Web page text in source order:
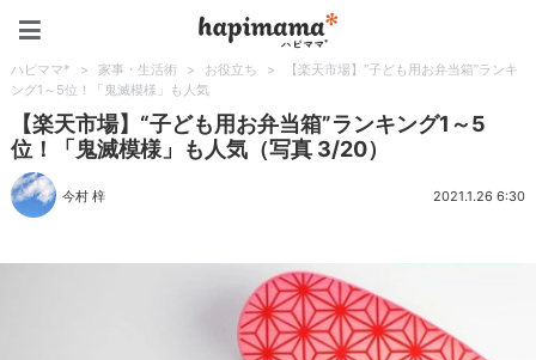
ハピママ* > 家事・生活術 > お役立ち >
【楽天市場】“子ども用お弁当箱”ランキ
ング1～5位！「鬼滅模様」も人気
【楽天市場】“子ども用お弁当箱”ランキング1～5
位！「鬼滅模様」も人気（写真 3/20）
今村 梓 2021.1.26 6:30